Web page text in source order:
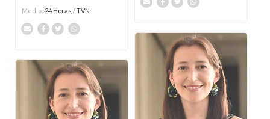
Medio: 24 Horas /TVN